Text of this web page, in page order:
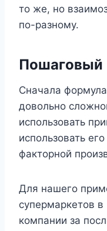
то же, но
по-разному.
Пошаговый
Сначала
довольно
использовать
использовать
факторной
Для нашего
супермаркетов
компании за